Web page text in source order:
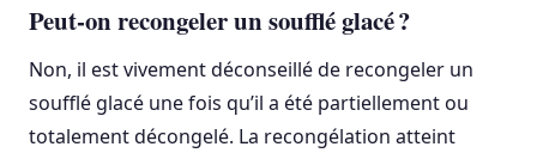
Peut-on recongeler un soufflé glacé ?
Non, il est vivement déconseillé de recongeler un
soufflé glacé une fois qu’il a été partiellement ou
totalement décongelé. La recongélation atteint